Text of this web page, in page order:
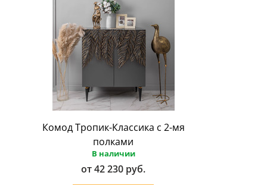
Комод Тропик-Классика с 2-мя
полками
В наличии
от 42 230 руб.